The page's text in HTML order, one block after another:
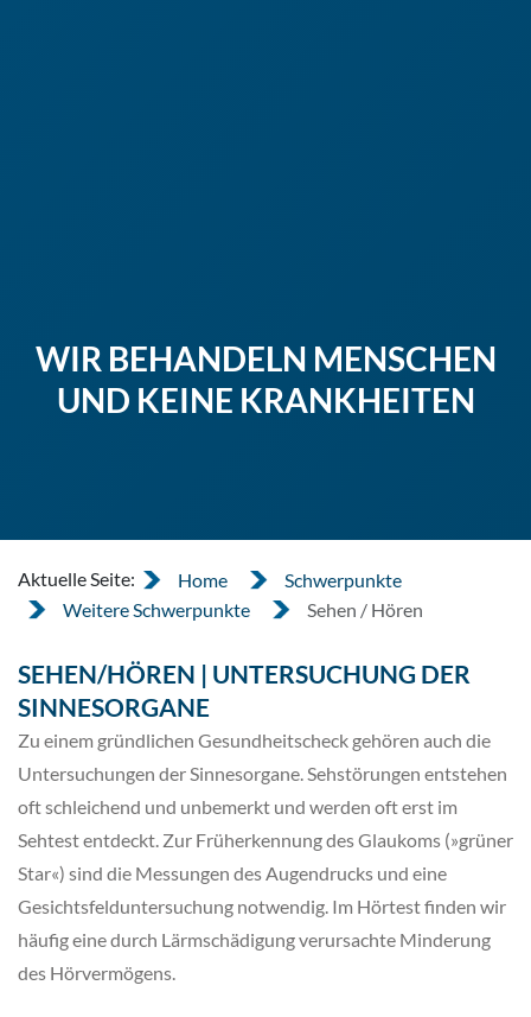
WIR BEHANDELN MENSCHEN
UND KEINE KRANKHEITEN
Aktuelle Seite: Home
Schwerpunkte
Weitere Schwerpunkte
Sehen / Hören
SEHEN/HÖREN | UNTERSUCHUNG DER
SINNESORGANE
Zu einem gründlichen Gesundheitscheck gehören auch die
Untersuchungen der Sinnesorgane. Sehstörungen entstehen
oft schleichend und unbemerkt und werden oft erst im
Sehtest entdeckt. Zur Früherkennung des Glaukoms (»grüner
Star«) sind die Messungen des Augendrucks und eine
Gesichtsfelduntersuchung notwendig. Im Hörtest finden wir
häufig eine durch Lärmschädigung verursachte Minderung
des Hörvermögens.